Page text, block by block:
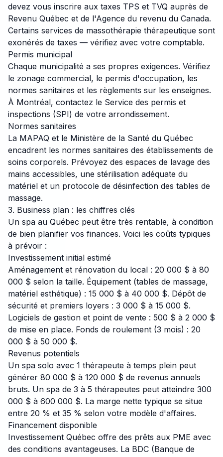
devez vous inscrire aux taxes TPS et TVQ auprès de
Revenu Québec et de l'Agence du revenu du Canada.
Certains services de massothérapie thérapeutique sont
exonérés de taxes — vérifiez avec votre comptable.
Permis municipal
Chaque municipalité a ses propres exigences. Vérifiez
le zonage commercial, le permis d'occupation, les
normes sanitaires et les règlements sur les enseignes.
À Montréal, contactez le Service des permis et
inspections (SPI) de votre arrondissement.
Normes sanitaires
La MAPAQ et le Ministère de la Santé du Québec
encadrent les normes sanitaires des établissements de
soins corporels. Prévoyez des espaces de lavage des
mains accessibles, une stérilisation adéquate du
matériel et un protocole de désinfection des tables de
massage.
3. Business plan : les chiffres clés
Un spa au Québec peut être très rentable, à condition
de bien planifier vos finances. Voici les coûts typiques
à prévoir :
Investissement initial estimé
Aménagement et rénovation du local : 20 000 $ à 80
000 $ selon la taille. Équipement (tables de massage,
matériel esthétique) : 15 000 $ à 40 000 $. Dépôt de
sécurité et premiers loyers : 3 000 $ à 15 000 $.
Logiciels de gestion et point de vente : 500 $ à 2 000 $
de mise en place. Fonds de roulement (3 mois) : 20
000 $ à 50 000 $.
Revenus potentiels
Un spa solo avec 1 thérapeute à temps plein peut
générer 80 000 $ à 120 000 $ de revenus annuels
bruts. Un spa de 3 à 5 thérapeutes peut atteindre 300
000 $ à 600 000 $. La marge nette typique se situe
entre 20 % et 35 % selon votre modèle d'affaires.
Financement disponible
Investissement Québec offre des prêts aux PME avec
des conditions avantageuses. La BDC (Banque de